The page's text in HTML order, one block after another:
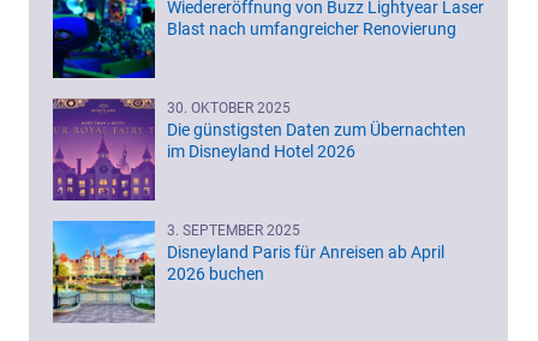
Wiedereröffnung von Buzz Lightyear Laser
Blast nach umfangreicher Renovierung
30. OKTOBER 2025
Die günstigsten Daten zum Übernachten
im Disneyland Hotel 2026
3. SEPTEMBER 2025
Disneyland Paris für Anreisen ab April
2026 buchen